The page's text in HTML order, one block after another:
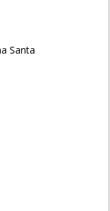
Santa